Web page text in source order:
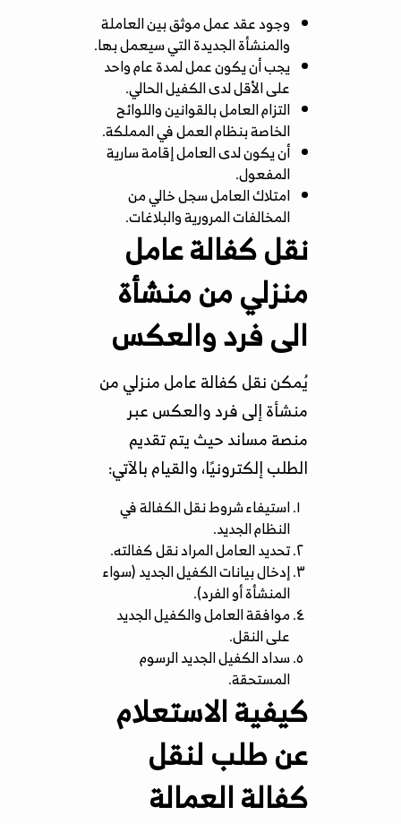
وجود عقد عمل موثق بين العاملة
والمنشأة الجديدة التي سيعمل بها.
يجب أن يكون عمل لمدة عام واحد
على الأقل لدى الكفيل الحالي.
التزام العامل بالقوانين واللوائح
الخاصة بنظام العمل في المملكة.
أن يكون لدى العامل إقامة سارية
المفعول.
امتلاك العامل سجل خالي من
المخالفات المرورية والبلاغات.
نقل كفالة عامل
منزلي من منشأة
الى فرد والعكس
يُمكن نقل كفالة عامل منزلي من
منشأة إلى فرد والعكس عبر
منصة مساند حيث يتم تقديم
الطلب إلكترونيًا، والقيام بالآتي:
استيفاء شروط نقل الكفالة في
النظام الجديد.
تحديد العامل المراد نقل كفالته.
إدخال بيانات الكفيل الجديد (سواء
المنشأة أو الفرد).
موافقة العامل والكفيل الجديد
على النقل.
سداد الكفيل الجديد الرسوم
المستحقة.
كيفية الاستعلام
عن طلب لنقل
كفالة العمالة